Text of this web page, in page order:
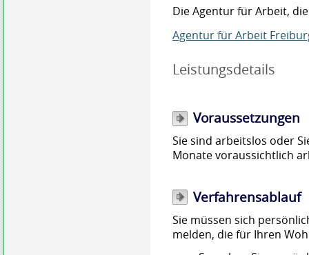
Die Agentur für Arbeit,
Agentur für Arbeit
Leistungsdetails
Voraussetzungen
Sie sind arbeitslos oder
Monate voraussichtlich
Verfahrensablauf
Sie müssen sich
melden, die für Ihren